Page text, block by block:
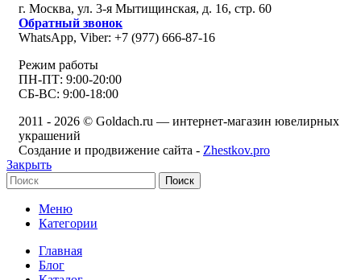
г. Москва, ул. 3-я Мытищинская, д. 16, стр. 60
Обратный звонок
WhatsApp, Viber: +7 (977) 666-87-16
Режим работы
ПН-ПТ: 9:00-20:00
СБ-ВС: 9:00-18:00
2011 - 2026 © Goldach.ru — интернет-магазин ювелирных
украшений
Создание и продвижение сайта - Zhestkov.pro
Закрыть
Поиск
Меню
Категории
Главная
Блог